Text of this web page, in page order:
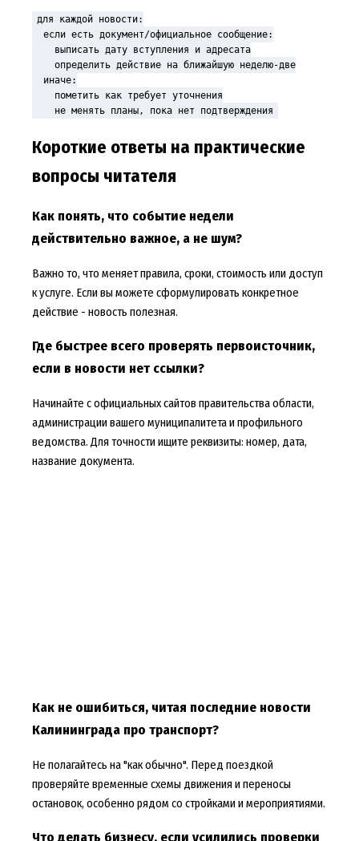
для каждой новости:
  если есть документ/официальное сообщение:
    выписать дату вступления и адресата
    определить действие на ближайшую неделю-две
  иначе:
    пометить как требует уточнения
    не менять планы, пока нет подтверждения
Короткие ответы на практические
вопросы читателя
Как понять, что событие недели
действительно важное, а не шум?
Важно то, что меняет правила, сроки, стоимость или доступ
к услуге. Если вы можете сформулировать конкретное
действие - новость полезная.
Где быстрее всего проверять первоисточник,
если в новости нет ссылки?
Начинайте с официальных сайтов правительства области,
администрации вашего муниципалитета и профильного
ведомства. Для точности ищите реквизиты: номер, дата,
название документа.
Как не ошибиться, читая последние новости
Калининграда про транспорт?
Не полагайтесь на "как обычно". Перед поездкой
проверяйте временные схемы движения и переносы
остановок, особенно рядом со стройками и мероприятиями.
Что делать бизнесу, если усилились проверки